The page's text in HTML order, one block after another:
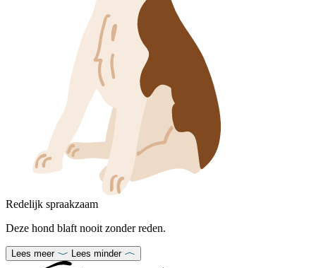
Redelijk spraakzaam
Deze hond blaft nooit zonder reden.
Lees meer Lees minder